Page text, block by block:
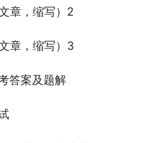
章，缩写）2
章，缩写）3
答案及题解